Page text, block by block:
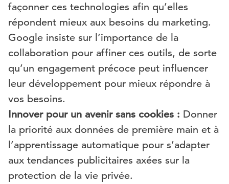
façonner ces technologies afin qu’elles
répondent mieux aux besoins du marketing.
Google insiste sur l’importance de la
collaboration pour affiner ces outils, de sorte
qu’un engagement précoce peut influencer
leur développement pour mieux répondre à
vos besoins.
Innover pour un avenir sans cookies : Donner
la priorité aux données de première main et à
l’apprentissage automatique pour s’adapter
aux tendances publicitaires axées sur la
protection de la vie privée.